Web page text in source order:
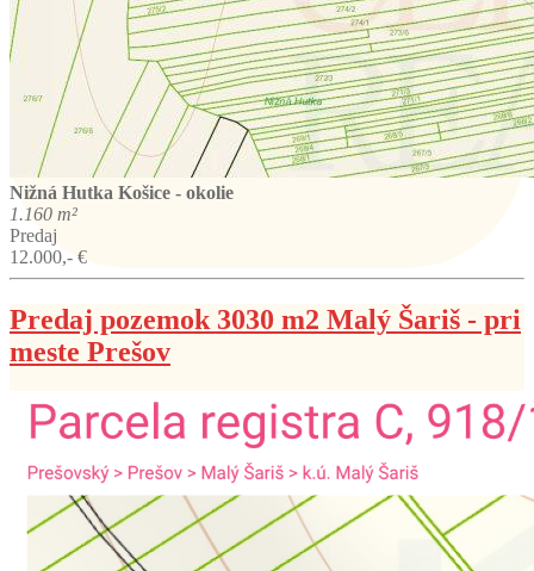
Nižná Hutka Košice - okolie
1.160 m²
Predaj
12.000,- €
Predaj pozemok 3030 m2 Malý Šariš - pri
meste Prešov